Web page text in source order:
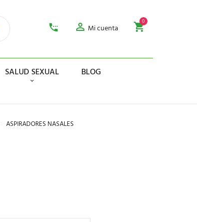
Mi cuenta
0
SALUD SEXUAL
BLOG
ASPIRADORES NASALES